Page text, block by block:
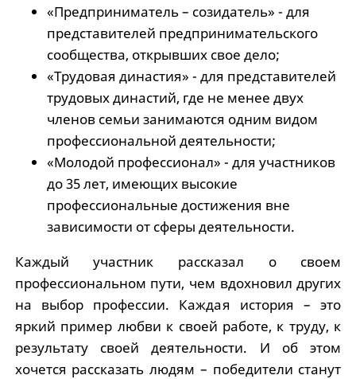
«Предприниматель – созидатель» - для
представителей предпринимательского
сообщества, открывших свое дело;
«Трудовая династия» - для представителей
трудовых династий, где не менее двух
членов семьи занимаются одним видом
профессиональной деятельности;
«Молодой профессионал» - для участников
до 35 лет, имеющих высокие
профессиональные достижения вне
зависимости от сферы деятельности.
Каждый участник рассказал о своем
профессиональном пути, чем вдохновил других
на выбор профессии. Каждая история – это
яркий пример любви к своей работе, к труду, к
результату своей деятельности. И об этом
хочется рассказать людям – победители станут